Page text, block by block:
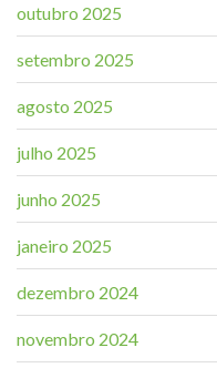
outubro 2025
setembro 2025
agosto 2025
julho 2025
junho 2025
janeiro 2025
dezembro 2024
novembro 2024